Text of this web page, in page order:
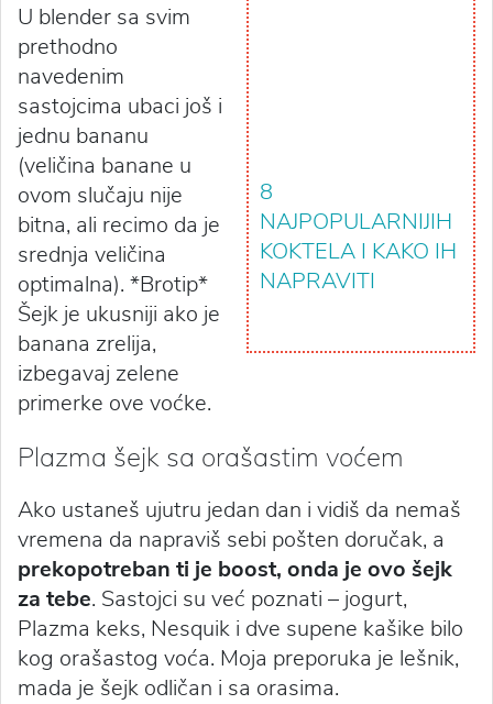
8
NAJPOPULARNIJIH
KOKTELA I KAKO IH
NAPRAVITI
U blender sa svim
prethodno
navedenim
sastojcima ubaci još i
jednu bananu
(veličina banane u
ovom slučaju nije
bitna, ali recimo da je
srednja veličina
optimalna). *Brotip*
Šejk je ukusniji ako je
banana zrelija,
izbegavaj zelene
primerke ove voćke.
Plazma šejk sa orašastim voćem
Ako ustaneš ujutru jedan dan i vidiš da nemaš
vremena da napraviš sebi pošten doručak, a
prekopotreban ti je boost, onda je ovo šejk
za tebe. Sastojci su već poznati – jogurt,
Plazma keks, Nesquik i dve supene kašike bilo
kog orašastog voća. Moja preporuka je lešnik,
mada je šejk odličan i sa orasima.